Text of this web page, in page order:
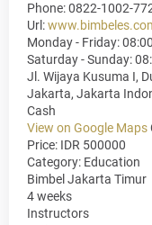
Phone:0822-1002-
Url:
Monday - Friday:
Saturday - Sunday:
Jl. Wijaya Kusuma I,
Jakarta, Jakarta
Cash
View on Google Maps
Price: IDR 500000
Category: Education
Bimbel Jakarta Timur
4 weeks
Instructors